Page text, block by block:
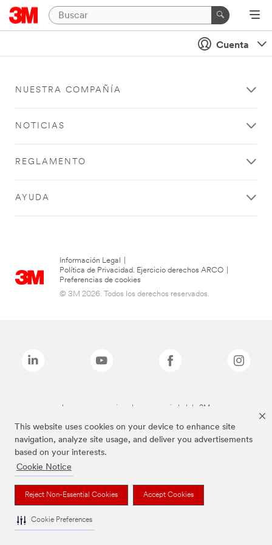
This website uses cookies on your device to enhance site
navigation, analyze site usage, and deliver you advertisements
based on your interests.
Cookie Notice
Reject Non-Essential Cookies Accept Cookies
Cookie Preferences
Cuenta
NUESTRA COMPAÑÍA
NOTICIAS
REGLAMENTO
AYUDA
Información Legal
Política de Privacidad. Ejercicio derechos ARCO
Preferencias de cookies
© 3M 2026. Todos los derechos reservados.
Las marcas mencionadas son propiedad de 3M